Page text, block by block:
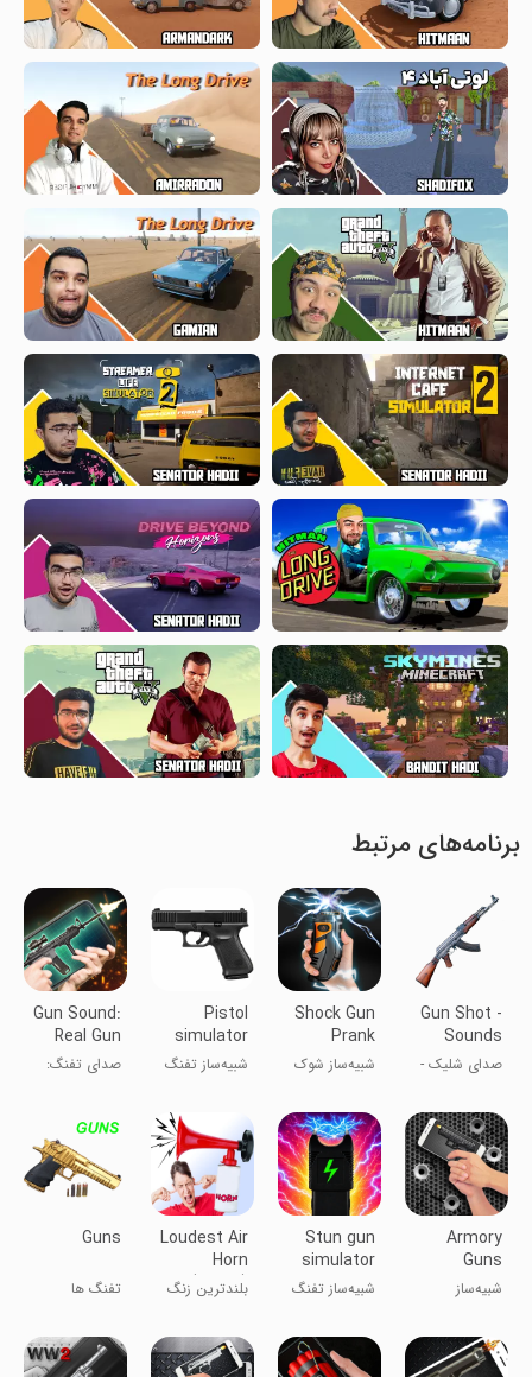
برنامه‌های مرتبط
Gun Shot -
Sounds
صدای شلیک -
Shock Gun
Prank
Simulator
شبیه‌ساز شوک
Pistol
simulator
شبیه‌ساز تفنگ
Gun Sound:
Real Gun
Simulator
صدای تفنگ:
Armory
Guns
Simulator
شبیه‌ساز
Stun gun
simulator
شبیه‌ساز تفنگ
Loudest Air
Horn
(Prank)
بلندترین زنگ
Guns
تفنگ ها